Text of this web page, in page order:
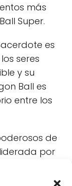
más
Super.
es
seres
y su
Ball es
entre los
de
por
y su nivel